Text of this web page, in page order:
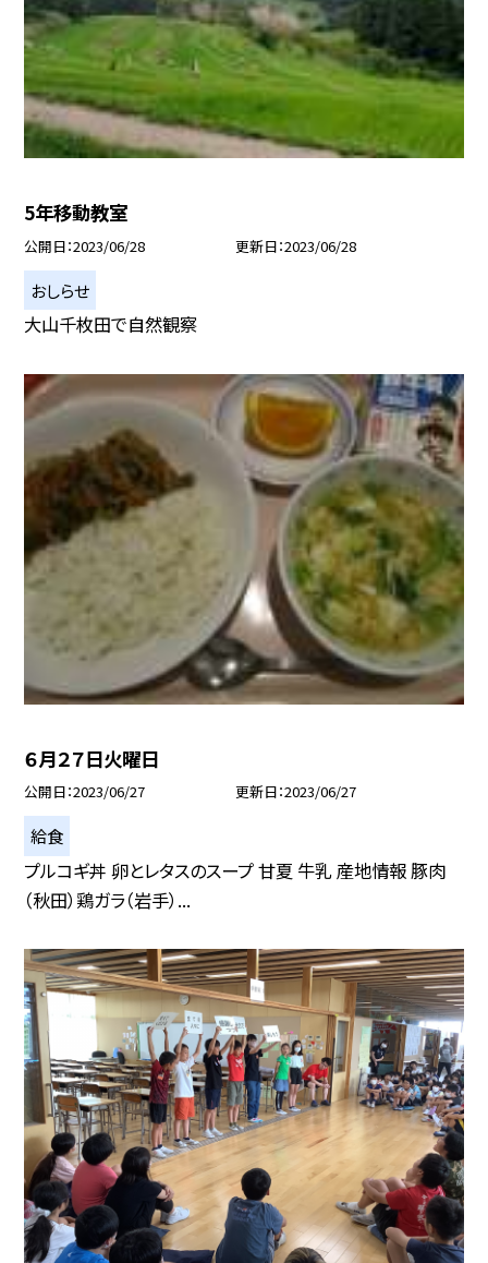
5年移動教室
公開日 2023/06/28 更新日 2023/06/28
おしらせ
大山千枚田で自然観察
６月２７日火曜日
公開日 2023/06/27 更新日 2023/06/27
給食
プルコギ丼 卵とレタスのスープ 甘夏 牛乳 産地情報 豚肉
（秋田）鶏ガラ（岩手）...